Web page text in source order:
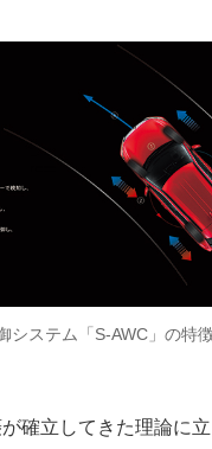
システム「S-AWC」の特
確立してきた理論に